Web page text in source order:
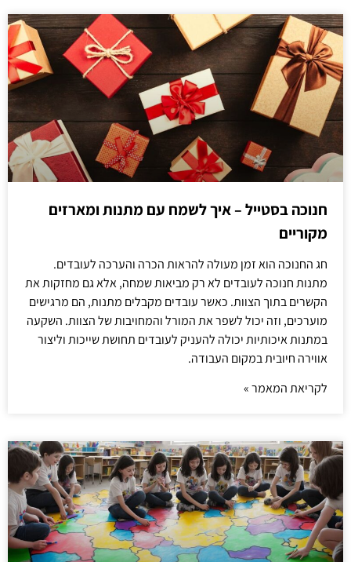
חנוכה בסטייל – איך לשמח עם מתנות ומארזים
מקוריים
חג החנוכה הוא זמן מעולה להראות הכרה והערכה לעובדים.
מתנות חנוכה לעובדים לא רק מביאות שמחה, אלא גם מחזקות את
הקשרים בתוך הצוות. כאשר עובדים מקבלים מתנות, הם מרגישים
מוערכים, וזה יכול לשפר את המורל והמחויבות של הצוות. השקעה
במתנות איכותיות יכולה להעניק לעובדים תחושת שייכות וליצור
אווירה חיובית במקום העבודה.
לקריאת המאמר »